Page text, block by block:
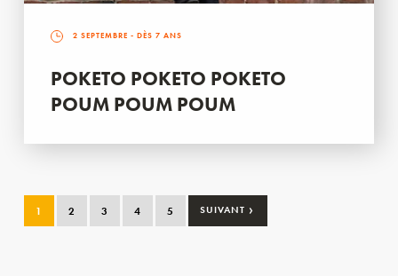
2 SEPTEMBRE - DÈS 7 ANS
POKETO POKETO POKETO
POUM POUM POUM
1 2 3 4 5 SUIVANT ›